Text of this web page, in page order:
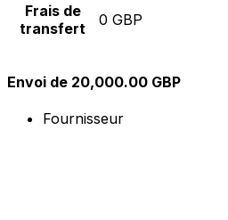
Frais de
transfert
0 GBP
Envoi de 20,000.00 GBP
Fournisseur